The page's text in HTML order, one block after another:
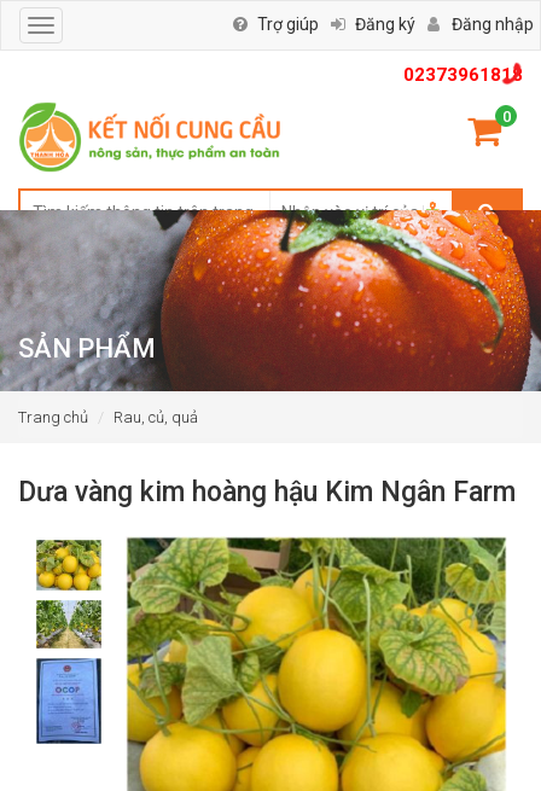
02373961818
0
Toggle
navigation
Trợ giúp Đăng ký Đăng nhập
SẢN PHẨM
Trang chủ Rau, củ, quả
Dưa vàng kim hoàng hậu Kim Ngân Farm